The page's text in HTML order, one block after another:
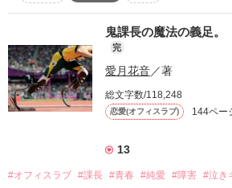
※作者も読み返しておりますが、誤字・脱
感想等も書いていただけるととてもあり
もう誰も信じられない。
人間不信になった私の話です。
鬼課長の魔法の義足。
完
愛月花音／著
総文字数/118,248
恋愛(オフィスラブ) 144ペー
13
#オフィスラブ #課長 #青春 #純愛 #障害 #泣き